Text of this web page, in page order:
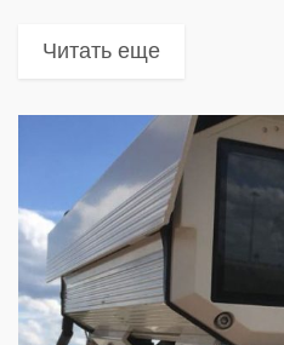
работали
Читать еще